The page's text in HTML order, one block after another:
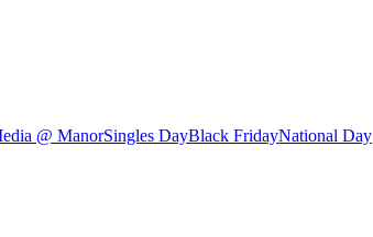
@ ManorSingles DayBlack FridayNational Day